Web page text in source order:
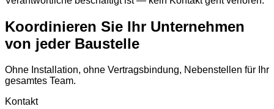
Koordinieren Sie Ihr Unternehmen
von jeder Baustelle
Ohne Installation, ohne Vertragsbindung, Nebenstellen für Ihr
gesamtes Team.
Kontakt